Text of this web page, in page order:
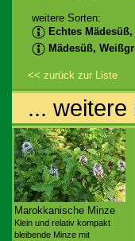
weitere Sorten:
Echtes
Mädesüß,
<< zurück zur Liste
...
Marokkanische Minze
Klein und relativ kompakt
bleibende Minze mit